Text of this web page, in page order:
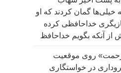
گمان کردند که او
بازیگری خداحافظی کرده
از آنکه بگویم خداحافظ
روی موقعیت
در خواستگاری